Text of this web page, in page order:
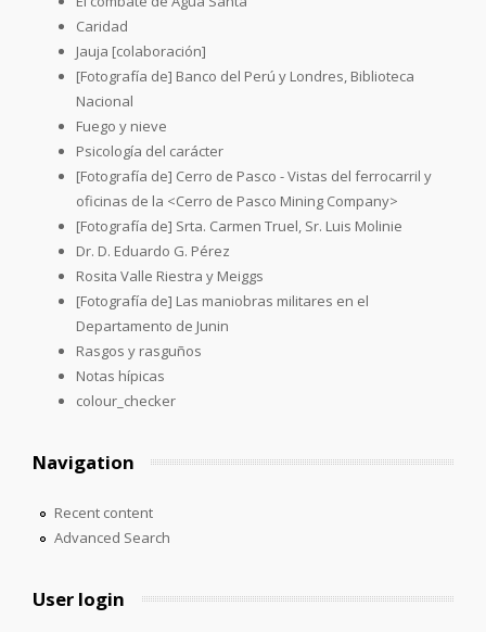
Caridad
Jauja [colaboración]
[Fotografía de] Banco del Perú y Londres, Biblioteca
Nacional
Fuego y nieve
Psicología del carácter
[Fotografía de] Cerro de Pasco - Vistas del ferrocarril y
oficinas de la <Cerro de Pasco Mining Company>
[Fotografía de] Srta. Carmen Truel, Sr. Luis Molinie
Dr. D. Eduardo G. Pérez
Rosita Valle Riestra y Meiggs
[Fotografía de] Las maniobras militares en el
Departamento de Junin
Rasgos y rasguños
Notas hípicas
colour_checker
Navigation
Recent content
Advanced Search
User login